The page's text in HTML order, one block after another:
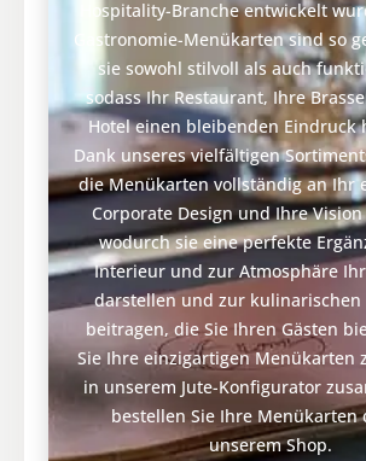
Hospitality-Branche entwickelt
Gastronomie-Menükarten sind so
sie sowohl stilvoll als auch
sodass Ihr Restaurant, Ihre
Hotel einen bleibenden Eindruck
Dank unseres vielfältigen
die Menükarten vollständig an Ihr
Corporate Design und Ihre
wodurch sie eine perfekte
Interieur und zur Atmosphäre
darstellen und zur kulinarischen
beitragen, die Sie Ihren Gästen
Sie Ihre einzigartigen Menükarten
in unserem Jute-Konfigurator
bestellen Sie Ihre Menükarten
unserem Shop.